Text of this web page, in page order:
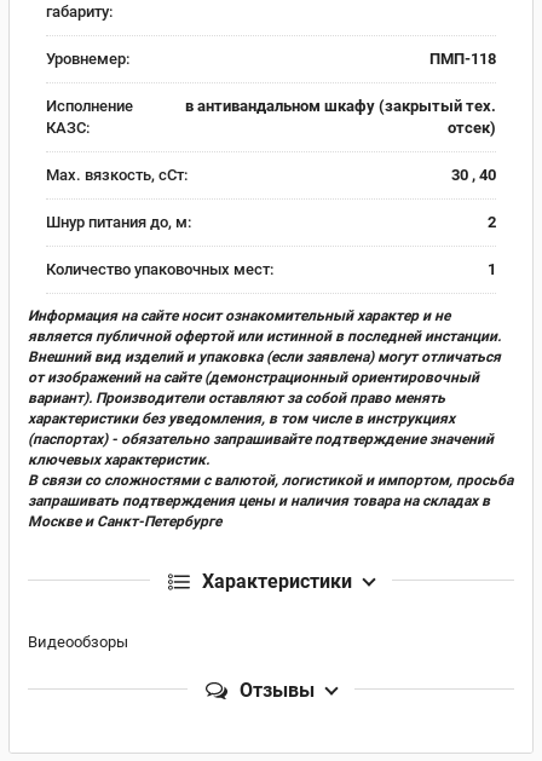
габариту:
Уровнемер: ПМП-118
Исполнение
КАЗС:
в антивандальном шкафу (закрытый тех.
отсек)
Max. вязкость, сСт: 30 , 40
Шнур питания до, м: 2
Количество упаковочных мест: 1
Информация на сайте носит ознакомительный характер и не
является публичной офертой или истинной в последней инстанции.
Внешний вид изделий и упаковка (если заявлена) могут отличаться
от изображений на сайте (демонстрационный ориентировочный
вариант). Производители оставляют за собой право менять
характеристики без уведомления, в том числе в инструкциях
(паспортах) - обязательно запрашивайте подтверждение значений
ключевых характеристик.
В связи со сложностями с валютой, логистикой и импортом, просьба
запрашивать подтверждения цены и наличия товара на складах в
Москве и Санкт-Петербурге
Характеристики
Видеообзоры
Отзывы